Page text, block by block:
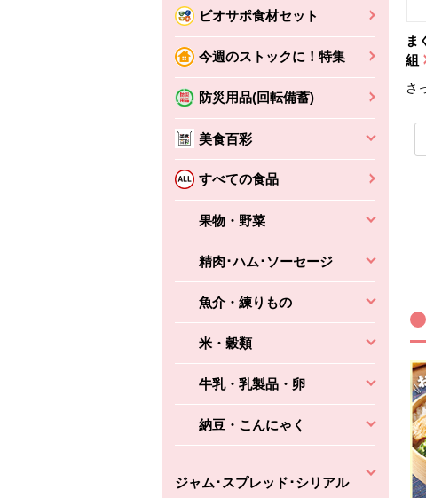
ビオサポ食材セット
今週のストックに！特集
防災用品(回転備蓄)
美食百彩
すべての食品
果物・野菜
精肉･ハム･ソーセージ
魚介・練りもの
米・穀類
牛乳・乳製品・卵
納豆・こんにゃく
ジャム･スプレッド･シリアル
ま
組
さ
ちょこっと揚げ（香
えびの風味がぶわっ！
かごへ
バルサミコ
本体2,160円 (税込2,333円)
かごへ